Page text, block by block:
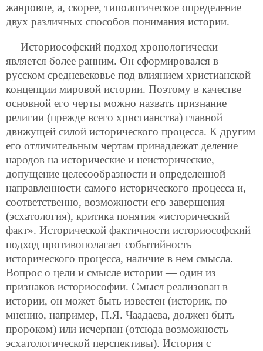
жанровое, а, скорее, типологическое определение
двух различных способов понимания истории.
Историософский подход хронологически
является более ранним. Он сформировался в
русском средневековье под влиянием христианской
концепции мировой истории. Поэтому в качестве
основной его черты можно назвать признание
религии (прежде всего христианства) главной
движущей силой исторического процесса. К другим
его отличительным чертам принадлежат деление
народов на исторические и неисторические,
допущение целесообразности и определенной
направленности самого исторического процесса и,
соответственно, возможности его завершения
(эсхатология), критика понятия «исторический
факт». Исторической фактичности историософский
подход противополагает событийность
исторического процесса, наличие в нем смысла.
Вопрос о цели и смысле истории — один из
признаков историософии. Смысл реализован в
истории, он может быть известен (историк, по
мнению, например, П.Я. Чаадаева, должен быть
пророком) или исчерпан (отсюда возможность
эсхатологической перспективы). История с